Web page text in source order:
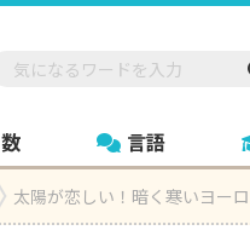
数 言語
太陽が恋しい！暗く寒いヨー